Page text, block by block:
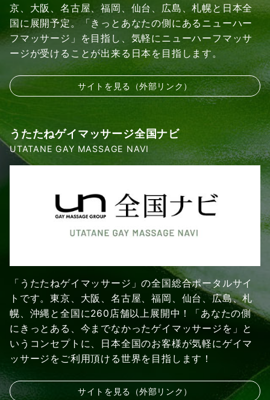
京、大阪、名古屋、福岡、仙台、広島、札幌と日本全
国に展開予定。「きっとあなたの側にあるニューハー
フマッサージ」を目指し、気軽にニューハーフマッサ
ージが受けることが出来る日本を目指します。
サイトを見る（外部リンク）
うたたねゲイマッサージ全国ナビ
UTATANE GAY MASSAGE NAVI
「うたたねゲイマッサージ」の全国総合ポータルサイ
トです。東京、大阪、名古屋、福岡、仙台、広島、札
幌、沖縄と全国に260店舗以上展開中！「あなたの側
にきっとある、今までなかったゲイマッサージを」と
いうコンセプトに、日本全国のお客様が気軽にゲイマ
ッサージをご利用頂ける世界を目指します！
サイトを見る（外部リンク）